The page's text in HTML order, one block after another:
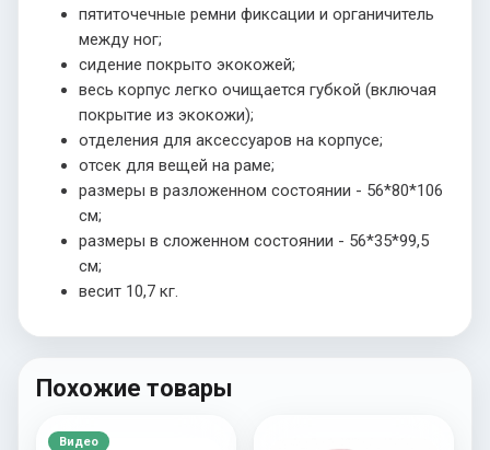
пятиточечные ремни фиксации и органичитель
между ног;
сидение покрыто экокожей;
весь корпус легко очищается губкой (включая
покрытие из экокожи);
отделения для аксессуаров на корпусе;
отсек для вещей на раме;
размеры в разложенном состоянии - 56*80*106
см;
размеры в сложенном состоянии - 56*35*99,5
см;
весит 10,7 кг.
Похожие товары
Видео